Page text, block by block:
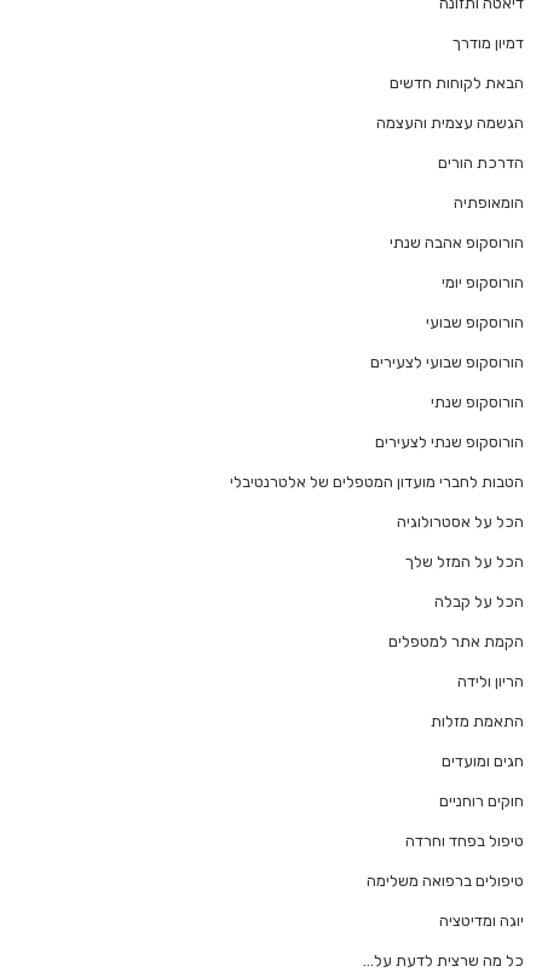
דמיון מודרך
הבאת לקוחות חדשים
הגשמה עצמית והעצמה
הדרכת הורים
הומאופתיה
הורוסקופ אהבה שנתי
הורוסקופ יומי
הורוסקופ שבועי
הורוסקופ שבועי לצעירים
הורוסקופ שנתי
הורוסקופ שנתי לצעירים
הטבות לחברי מועדון המטפלים של אלטרנטיבלי
הכל על אסטרולוגיה
הכל על המזל שלך
הכל על קבלה
הקמת אתר למטפלים
הריון ולידה
התאמת מזלות
חגים ומועדים
חוקים רוחניים
טיפול בפחד וחרדה
טיפולים ברפואה משלימה
יוגה ומדיטציה
כל מה שרצית לדעת על…